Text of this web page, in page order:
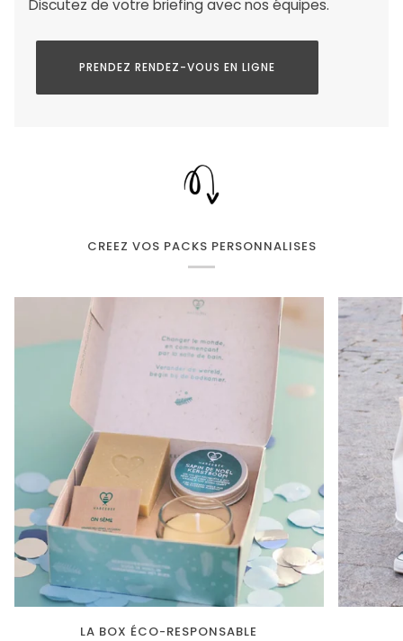
Discutez de votre briefing avec nos équipes.
PRENDEZ RENDEZ-VOUS EN LIGNE
CREEZ VOS PACKS PERSONNALISES
LA BOX ÉCO-RESPONSABLE